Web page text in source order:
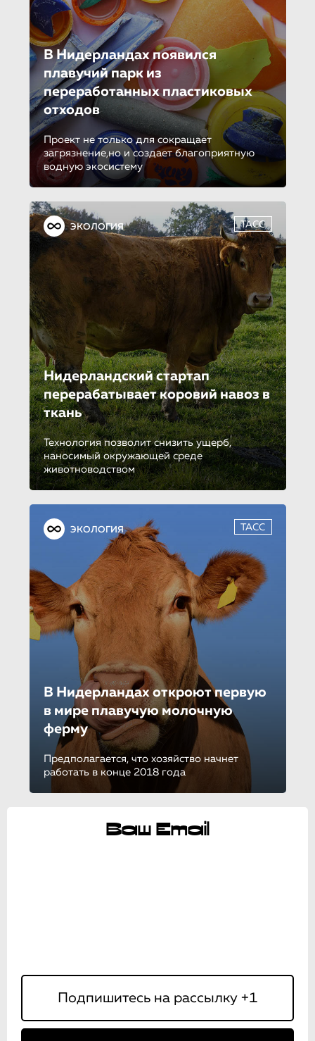
В Нидерландах появился
плавучий парк из
переработанных пластиковых
отходов
Проект не только для сокращает
загрязнение,но и создает благоприятную
водную экосистему
ЭКОЛОГИЯ ТАСС
Нидерландский стартап
перерабатыва­ет коровий навоз в
ткань
Технология позволит снизить ущерб,
наносимый окружающей среде
животноводством
ЭКОЛОГИЯ ТАСС
В Нидерландах откроют первую
в мире плавучую молочную
ферму
Предполагается, что хозяйство начнет
работать в конце 2018 года
Ваш Email